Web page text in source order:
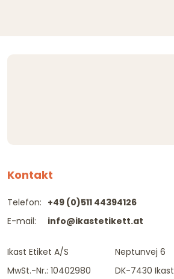
Kontakt
Telefon:
E-mail:
+49 (0)511 44394126
info@ikastetikett.at
Ikast Etiket A/S
MwSt.-Nr.: 10402980
Neptunvej 6
DK-7430 Ikast